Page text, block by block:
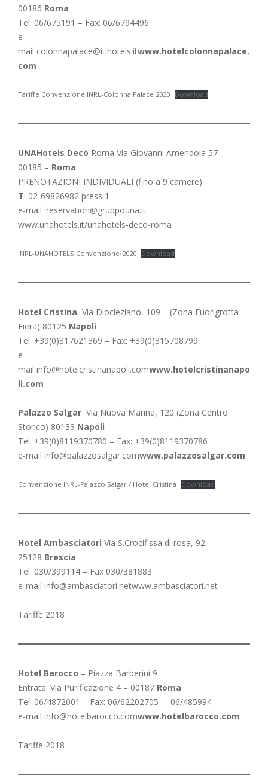
00186 Roma
Tel. 06/675191 – Fax: 06/6794496
e-
mail colonnapalace@itihotels.itwww.hotelcolonnapalace.
com
Tariffe Convenzione INRL-Colonna Palace 2020 Download
UNAHotels Decò Roma Via Giovanni Amendola 57 –
00185 – Roma
PRENOTAZIONI INDIVIDUALI (fino a 9 camere):
T: 02-69826982 press 1
e-mail :reservation@gruppouna.it
www.unahotels.it/unahotels-deco-roma
INRL-UNAHOTELS Convenzione-2020 Download
Hotel Cristina Via Diocleziano, 109 – (Zona Fuorigrotta –
Fiera) 80125 Napoli
Tel. +39(0)817621369 – Fax: +39(0)815708799
e-
mail info@hotelcristinanapoli.comwww.hotelcristinanapo
li.com
Palazzo Salgar Via Nuova Marina, 120 (Zona Centro
Storico) 80133 Napoli
Tel. +39(0)8119370780 – Fax: +39(0)8119370786
e-mail info@palazzosalgar.comwww.palazzosalgar.com
Convenzione INRL-Palazzo Salgar / Hotel Cristina Download
Hotel Ambasciatori Via S.Crocifissa di rosa, 92 –
25128 Brescia
Tel. 030/399114 – Fax 030/381883
e-mail info@ambasciatori.netwww.ambasciatori.net
Tariffe 2018
Hotel Barocco – Piazza Barberini 9
Entrata: Via Purificazione 4 – 00187 Roma
Tel. 06/4872001 – Fax: 06/62202705 – 06/485994
e-mail info@hotelbarocco.comwww.hotelbarocco.com
Tariffe 2018